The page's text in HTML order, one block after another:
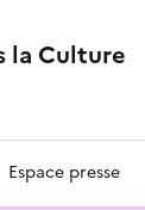
la Culture
Espace presse